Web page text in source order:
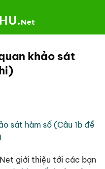
khảo sát
sát hàm số (Câu 1b đề
giới thiệu tới các bạn